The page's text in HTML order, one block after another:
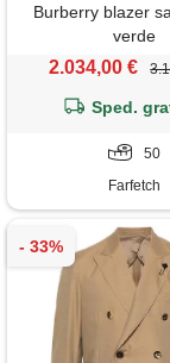
Burberry blazer
verde
2.034,00 €
Sped.
50
Farfetch